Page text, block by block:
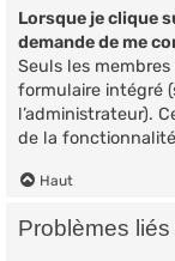
Lorsque je clique
demande de me
Seuls les
formulaire intégré
l’administrateur).
de la
Haut
Problèmes